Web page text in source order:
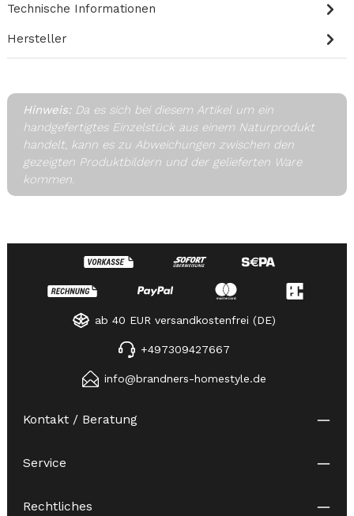
Technische Informationen
Hersteller
Hinweis: Da es sich bei diesem Artikel um ein
handgefertigtes Einzelstück aus einem Naturprodukt
handelt, kann es zu Abweichungen zwischen den
gezeigten Produktbildern und der gelieferten Ware
kommen.
ab 40 EUR versandkostenfrei (DE)
+497309427667
info@brandners-homestyle.de
Kontakt / Beratung
Service
Rechtliches